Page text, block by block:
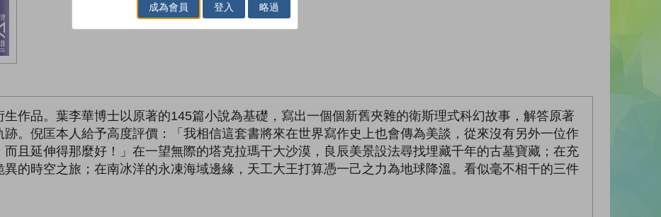
生作品。葉李華博士以原著的145篇小說為基礎，寫出一個個新舊夾雜的衛斯理式科幻故事，解答原著
。倪匡本人給予高度評價：「我相信這套書將來在世界寫作史上也會傳為美談，從來沒有另外一位作
且延伸得那麼好！」在一望無際的塔克拉瑪干大沙漠，良辰美景設法尋找埋藏千年的古墓寶藏；在充
的時空之旅；在南冰洋的永凍海域邊緣，天工大王打算憑一己之力為地球降溫。看似毫不相干的三件
成為會員 登入 略過